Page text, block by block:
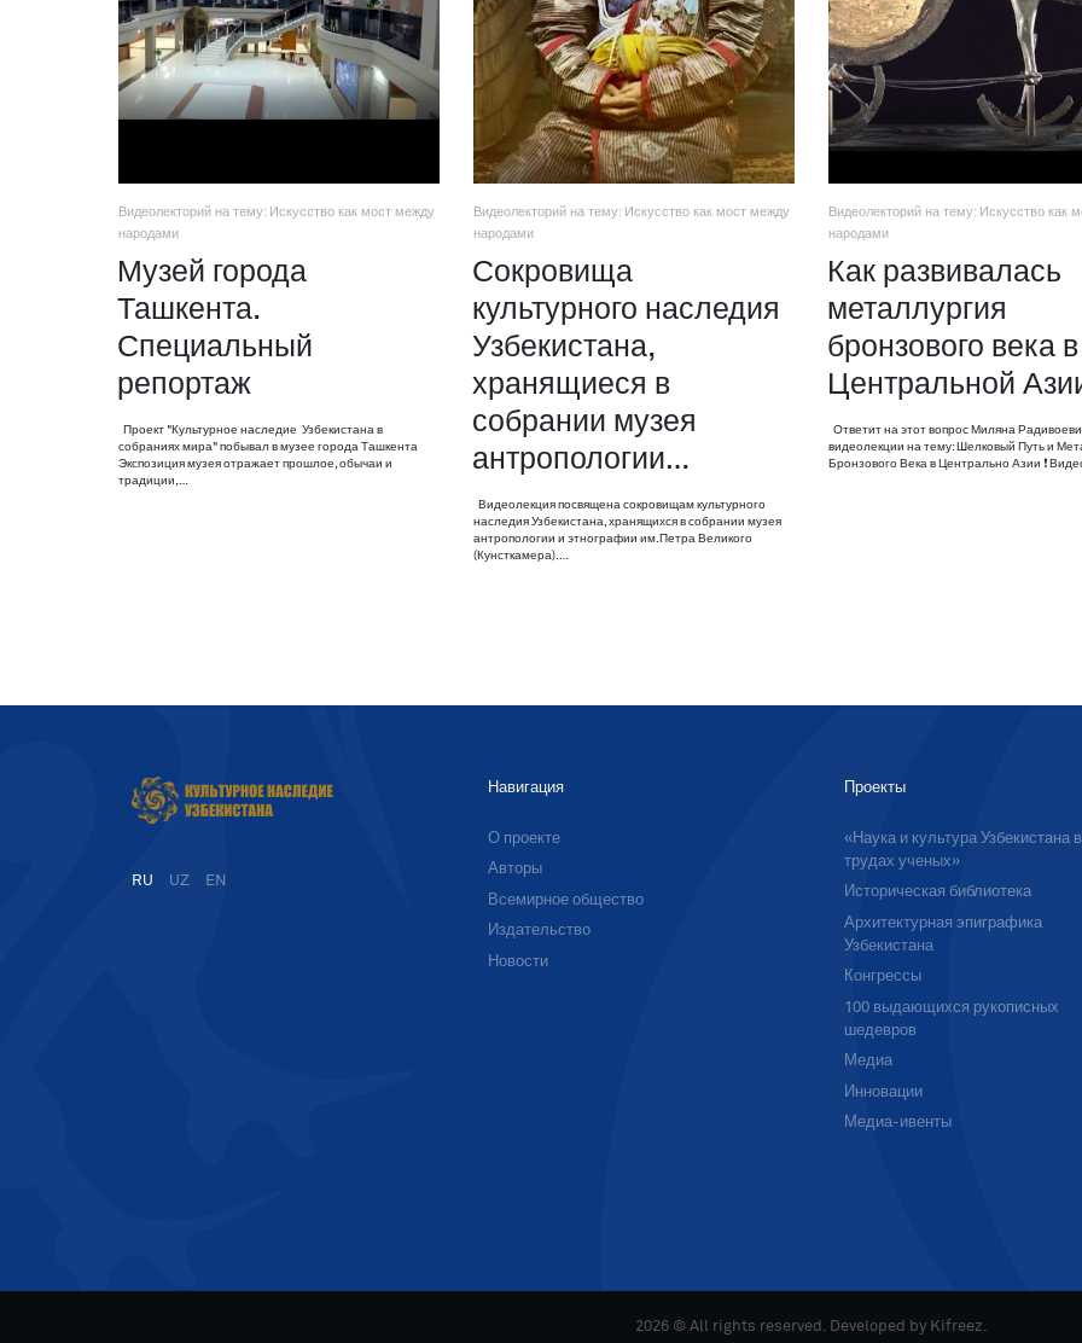
Видеолекторий на тему: Искусство как мост между
народами
Музей города
Ташкента.
Специальный
репортаж
Проект "Культурное наследие Узбекистана в
собраниях мира" побывал в музее города Ташкента
Экспозиция музея отражает прошлое, обычаи и
традиции,…
Видеолекторий на тему: Искусство как мост между
народами
Сокровища
культурного наследия
Узбекистана,
хранящиеся в
собрании музея
антропологии…
Видеолекция посвящена сокровищам культурного
наследия Узбекистана, хранящихся в собрании музея
антропологии и этнографии им.Петра Великого
(Кунсткамера).…
Видеолекторий на тему: Искусство как
народами
Как развивалась
металлургия
бронзового века в
Центральной
Ответит на этот вопрос Миляна
видеолекции на тему: Шелковый Путь и
Бронзового Века в Центрально Азии ❗️
RU UZ EN
Навигация
О проекте
Авторы
Всемирное общество
Издательство
Новости
Проекты
«Наука и культура Узбекистана в
трудах ученых»
Историческая библиотека
Архитектурная эпиграфика
Узбекистана
Конгрессы
100 выдающихся рукописных
шедевров
Медиа
Инновации
Медиа-ивенты
2026 © All rights reserved. Developed by Kifreez.